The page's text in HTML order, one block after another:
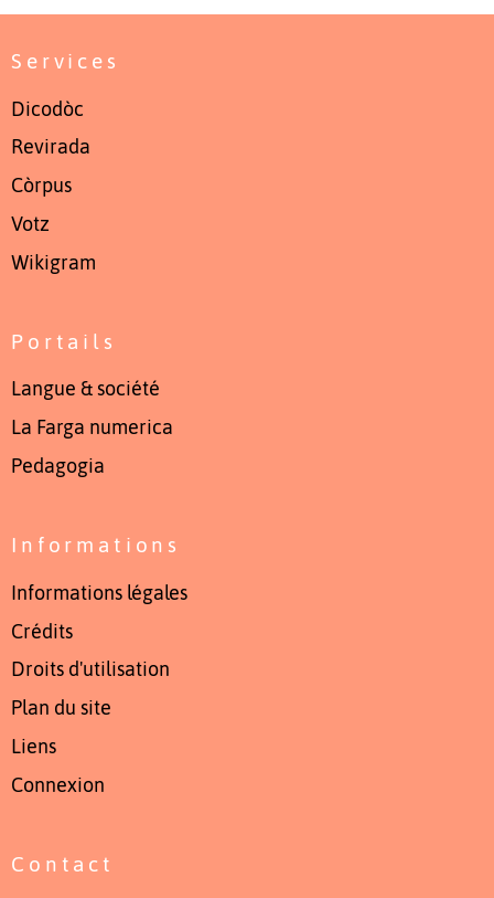
Services
Dicodòc
Revirada
Còrpus
Votz
Wikigram
Portails
Langue & société
La Farga numerica
Pedagogia
Informations
Informations légales
Crédits
Droits d'utilisation
Plan du site
Liens
Connexion
Contact